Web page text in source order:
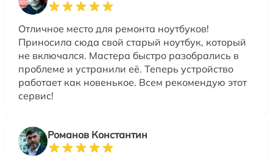
Отличное место для ремонта ноутбуков!
Приносила сюда свой старый ноутбук, который
не включался. Мастера быстро разобрались в
проблеме и устранили её. Теперь устройство
работает как новенькое. Всем рекомендую этот
сервис!
Романов Константин